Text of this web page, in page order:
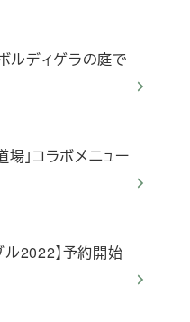
ルディゲラの庭で
」コラボメニュー
ル2022】予約開始